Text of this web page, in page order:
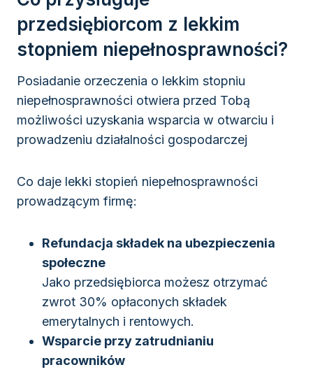
przedsiębiorcom z lekkim
stopniem niepełnosprawności?
Posiadanie orzeczenia o lekkim stopniu
niepełnosprawności otwiera przed Tobą
możliwości uzyskania wsparcia w otwarciu i
prowadzeniu działalności gospodarczej
Co daje lekki stopień niepełnosprawności
prowadzącym firmę:
Refundacja składek na ubezpieczenia
społeczne
Jako przedsiębiorca możesz otrzymać
zwrot 30% opłaconych składek
emerytalnych i rentowych.
Wsparcie przy zatrudnianiu
pracowników